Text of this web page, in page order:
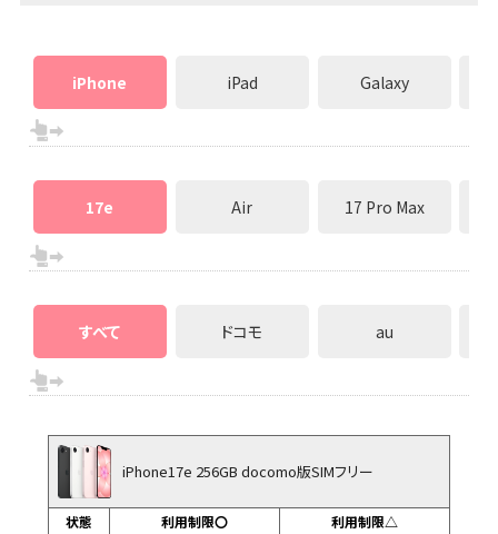
iPhone iPad Galaxy
17e Air 17 Pro Max
すべて ドコモ au
iPhone17e 256GB docomo版SIMフリー
状態 利用制限〇 利用制限△